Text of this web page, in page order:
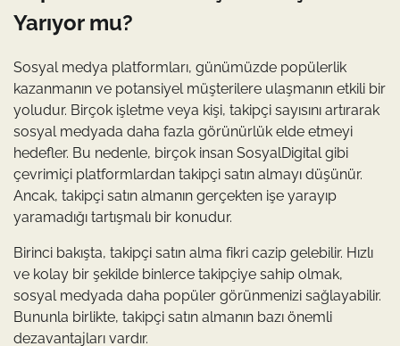
Yarıyor mu?
Sosyal medya platformları, günümüzde popülerlik
kazanmanın ve potansiyel müşterilere ulaşmanın etkili bir
yoludur. Birçok işletme veya kişi, takipçi sayısını artırarak
sosyal medyada daha fazla görünürlük elde etmeyi
hedefler. Bu nedenle, birçok insan SosyalDigital gibi
çevrimiçi platformlardan takipçi satın almayı düşünür.
Ancak, takipçi satın almanın gerçekten işe yarayıp
yaramadığı tartışmalı bir konudur.
Birinci bakışta, takipçi satın alma fikri cazip gelebilir. Hızlı
ve kolay bir şekilde binlerce takipçiye sahip olmak,
sosyal medyada daha popüler görünmenizi sağlayabilir.
Bununla birlikte, takipçi satın almanın bazı önemli
dezavantajları vardır.